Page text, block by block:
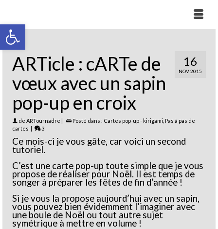
Ouvrir la barre d’outils
16
NOV 2015
ARTicle : cARTe de
vœux avec un sapin
pop-up en croix
de ARTournadre | Posté dans : Cartes pop-up - kirigami Pas à pas de
cartes | 3
Ce mois-ci je vous gâte, car voici un second
tutoriel.
C’est une carte pop-up toute simple que je vous
propose de réaliser pour Noël. Il est temps de
songer à préparer les fêtes de fin d’année !
Si je vous la propose aujourd’hui avec un sapin,
vous pouvez bien évidemment l’imaginer avec
une boule de Noël ou tout autre sujet
symétrique à mettre en volume !